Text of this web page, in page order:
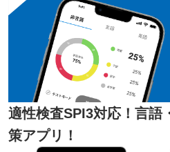
適性検査SPI3対応！言語
策アプリ！